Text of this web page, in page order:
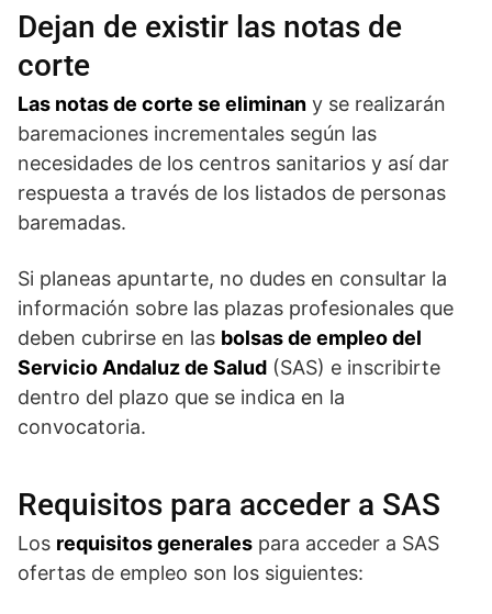
Dejan de existir las notas de
corte
Las notas de corte se eliminan y se realizarán
baremaciones incrementales según las
necesidades de los centros sanitarios y así dar
respuesta a través de los listados de personas
baremadas.
Si planeas apuntarte, no dudes en consultar la
información sobre las plazas profesionales que
deben cubrirse en las bolsas de empleo del
Servicio Andaluz de Salud (SAS) e inscribirte
dentro del plazo que se indica en la
convocatoria.
Requisitos para acceder a SAS
Los requisitos generales para acceder a SAS
ofertas de empleo son los siguientes: